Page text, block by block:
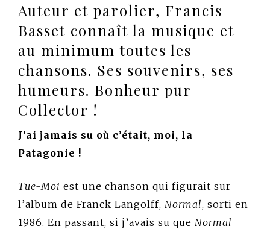
Auteur et parolier, Francis
Basset connaît la musique et
au minimum toutes les
chansons. Ses souvenirs, ses
humeurs. Bonheur pur
Collector !
J’ai jamais su où c’était, moi, la
Patagonie !
Tue-Moi est une chanson qui figurait sur
l’album de Franck Langolff, Normal, sorti en
1986. En passant, si j’avais su que Normal